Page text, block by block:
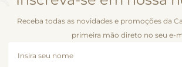
Receba todas as novidades e promoções da
primeira mão direto no seu e-